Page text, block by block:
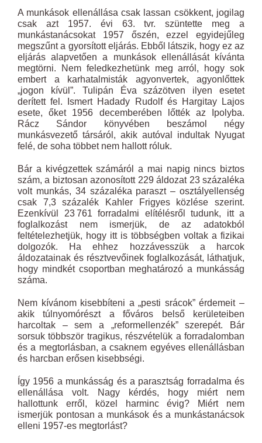
A munkások ellenállása csak lassan csökkent, jogilag
csak azt 1957. évi 63. tvr. szüntette meg a
munkástanácsokat 1957 őszén, ezzel egyidejűleg
megszűnt a gyorsított eljárás. Ebből látszik, hogy ez az
eljárás alapvetően a munkások ellenállását kívánta
megtörni. Nem feledkezhetünk meg arról, hogy sok
embert a karhatalmisták agyonvertek, agyonlőttek
„jogon kívül”. Tulipán Éva százötven ilyen esetet
derített fel. Ismert Hadady Rudolf és Hargitay Lajos
esete, őket 1956 decemberében lőtték az Ipolyba.
Rácz Sándor könyvében beszámol négy
munkásvezető társáról, akik autóval indultak Nyugat
felé, de soha többet nem hallott róluk.
Bár a kivégzettek számáról a mai napig nincs biztos
szám, a biztosan azonosított 229 áldozat 23 százaléka
volt munkás, 34 százaléka paraszt – osztályellenség
csak 7,3 százalék Kahler Frigyes közlése szerint.
Ezenkívül 23 761 forradalmi elítélésről tudunk, itt a
foglalkozást nem ismerjük, de az adatokból
feltételezhetjük, hogy itt is többségben voltak a fizikai
dolgozók. Ha ehhez hozzávesszük a harcok
áldozatainak és résztvevőinek foglalkozását, láthatjuk,
hogy mindkét csoportban meghatározó a munkásság
száma.
Nem kívánom kisebbíteni a „pesti srácok” érdemeit –
akik túlnyomórészt a főváros belső kerületeiben
harcoltak – sem a „reformellenzék” szerepét. Bár
sorsuk többször tragikus, részvételük a forradalomban
és a megtorlásban, a csaknem egyéves ellenállásban
és harcban erősen kisebbségi.
Így 1956 a munkásság és a parasztság forradalma és
ellenállása volt. Nagy kérdés, hogy miért nem
hallottunk erről, közel harminc évig? Miért nem
ismerjük pontosan a munkások és a munkástanácsok
elleni 1957-es megtorlást?